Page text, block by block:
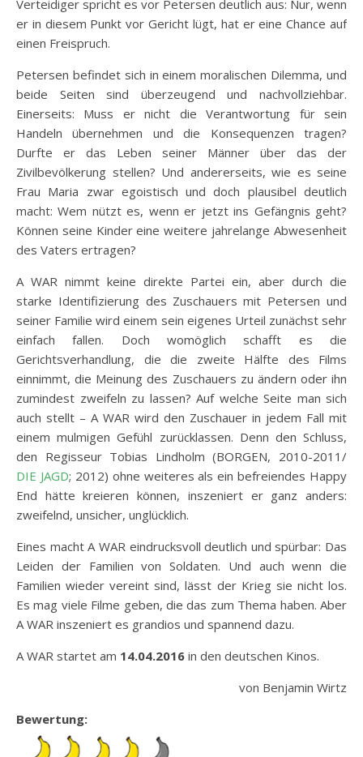
Verteidiger spricht es vor Petersen deutlich aus: Nur, wenn
er in diesem Punkt vor Gericht lügt, hat er eine Chance auf
einen Freispruch.
Petersen befindet sich in einem moralischen Dilemma, und
beide Seiten sind überzeugend und nachvollziehbar.
Einerseits: Muss er nicht die Verantwortung für sein
Handeln übernehmen und die Konsequenzen tragen?
Durfte er das Leben seiner Männer über das der
Zivilbevölkerung stellen? Und andererseits, wie es seine
Frau Maria zwar egoistisch und doch plausibel deutlich
macht: Wem nützt es, wenn er jetzt ins Gefängnis geht?
Können seine Kinder eine weitere jahrelange Abwesenheit
des Vaters ertragen?
A WAR nimmt keine direkte Partei ein, aber durch die
starke Identifizierung des Zuschauers mit Petersen und
seiner Familie wird einem sein eigenes Urteil zunächst sehr
einfach fallen. Doch womöglich schafft es die
Gerichtsverhandlung, die die zweite Hälfte des Films
einnimmt, die Meinung des Zuschauers zu ändern oder ihn
zumindest zweifeln zu lassen? Auf welche Seite man sich
auch stellt – A WAR wird den Zuschauer in jedem Fall mit
einem mulmigen Gefühl zurücklassen. Denn den Schluss,
den Regisseur Tobias Lindholm (BORGEN, 2010-2011/
DIE JAGD; 2012) ohne weiteres als ein befreiendes Happy
End hätte kreieren können, inszeniert er ganz anders:
zweifelnd, unsicher, unglücklich.
Eines macht A WAR eindrucksvoll deutlich und spürbar: Das
Leiden der Familien von Soldaten. Und auch wenn die
Familien wieder vereint sind, lässt der Krieg sie nicht los.
Es mag viele Filme geben, die das zum Thema haben. Aber
A WAR inszeniert es grandios und spannend dazu.
A WAR startet am 14.04.2016 in den deutschen Kinos.
von Benjamin Wirtz
Bewertung: